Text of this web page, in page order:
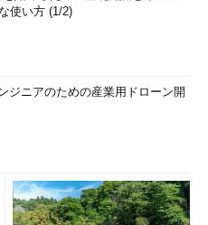
使い方 (1/2)
ジニアのための産業用ドローン開